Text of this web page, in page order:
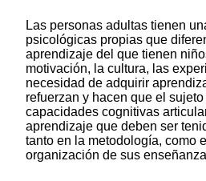
Las personas adultas tienen
psicológicas propias que
aprendizaje del que tienen
motivación, la cultura, las
necesidad de adquirir
refuerzan y hacen que el
capacidades cognitivas
aprendizaje que deben ser
tanto en la metodología, como
organización de sus